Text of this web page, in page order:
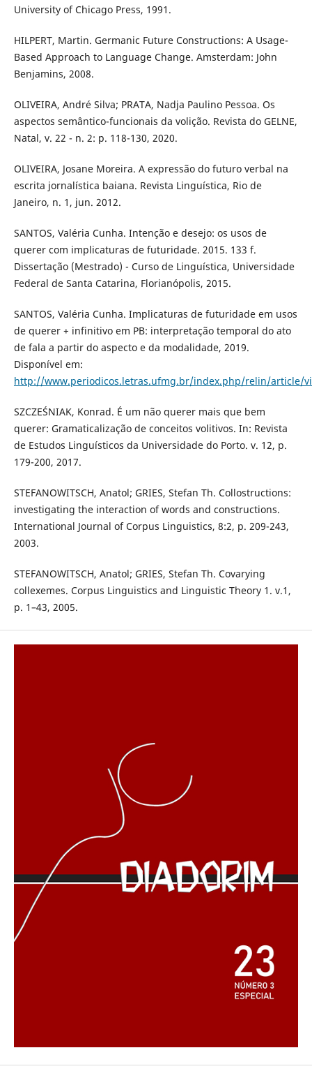
University of Chicago Press, 1991.
HILPERT, Martin. Germanic Future Constructions: A Usage-
Based Approach to Language Change. Amsterdam: John
Benjamins, 2008.
OLIVEIRA, André Silva; PRATA, Nadja Paulino Pessoa. Os
aspectos semântico-funcionais da volição. Revista do GELNE,
Natal, v. 22 - n. 2: p. 118-130, 2020.
OLIVEIRA, Josane Moreira. A expressão do futuro verbal na
escrita jornalística baiana. Revista Linguística, Rio de
Janeiro, n. 1, jun. 2012.
SANTOS, Valéria Cunha. Intenção e desejo: os usos de
querer com implicaturas de futuridade. 2015. 133 f.
Dissertação (Mestrado) - Curso de Linguística, Universidade
Federal de Santa Catarina, Florianópolis, 2015.
SANTOS, Valéria Cunha. Implicaturas de futuridade em usos
de querer + infinitivo em PB: interpretação temporal do ato
de fala a partir do aspecto e da modalidade, 2019.
Disponível em:
http://www.periodicos.letras.ufmg.br/index.php/relin/article/
SZCZEŚNIAK, Konrad. É um não querer mais que bem
querer: Gramaticalização de conceitos volitivos. In: Revista
de Estudos Linguísticos da Universidade do Porto. v. 12, p.
179-200, 2017.
STEFANOWITSCH, Anatol; GRIES, Stefan Th. Collostructions:
investigating the interaction of words and constructions.
International Journal of Corpus Linguistics, 8:2, p. 209-243,
2003.
STEFANOWITSCH, Anatol; GRIES, Stefan Th. Covarying
collexemes. Corpus Linguistics and Linguistic Theory 1. v.1,
p. 1–43, 2005.